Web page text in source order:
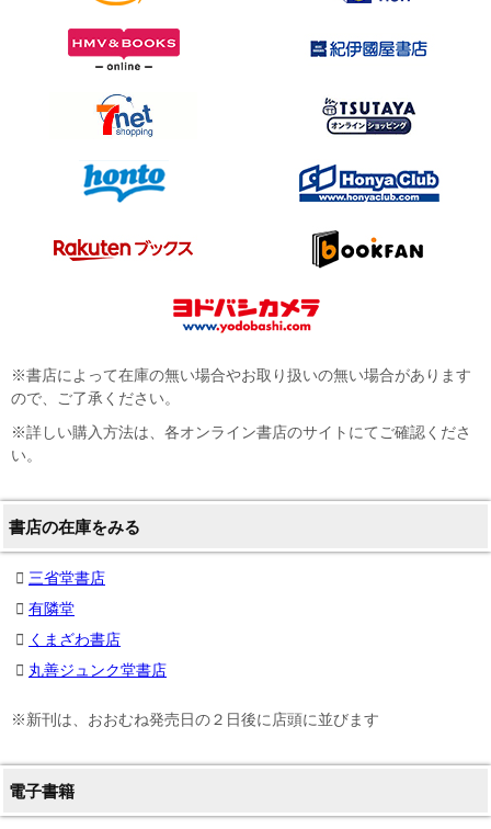
※書店によって在庫の無い場合やお取り扱いの無い場合があります
ので、ご了承ください。
※詳しい購入方法は、各オンライン書店のサイトにてご確認くださ
い。
書店の在庫をみる
三省堂書店
有隣堂
くまざわ書店
丸善ジュンク堂書店
※新刊は、おおむね発売日の２日後に店頭に並びます
電子書籍